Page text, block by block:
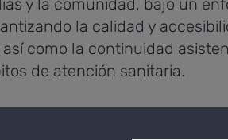
y la comunidad, bajo un
la calidad y
como la continuidad
de atención sanitaria.